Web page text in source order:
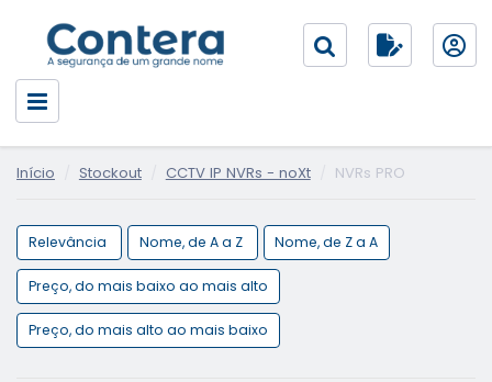
Início Stockout CCTV IP NVRs - noXt NVRs PRO
Relevância Nome, de A a Z Nome, de Z a A
Preço, do mais baixo ao mais alto
Preço, do mais alto ao mais baixo